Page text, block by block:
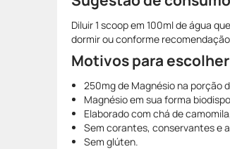
Diluir 1 scoop em 100ml de água
dormir ou conforme
Motivos para
250mg de Magnésio na porção
Magnésio em sua forma
Elaborado com chá de
Sem corantes, conservantes e
Sem glúten.